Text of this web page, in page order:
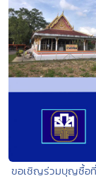
ขอเชิญร่วมบุญซื้อที่